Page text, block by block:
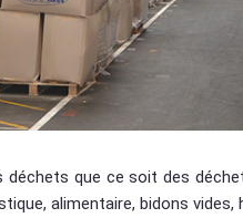
déchets que ce soit des
alimentaire, bidons vides,